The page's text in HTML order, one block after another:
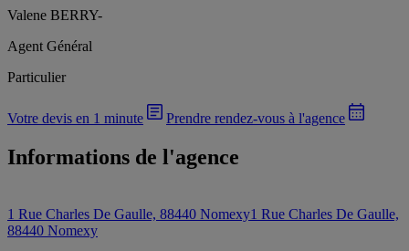
Valene BERRY-
Agent Général
Particulier
Votre devis en 1 minute Prendre rendez-vous à l'agence
Informations de l'agence
1 Rue Charles De Gaulle, 88440 Nomexy1 Rue Charles De Gaulle,
88440 Nomexy